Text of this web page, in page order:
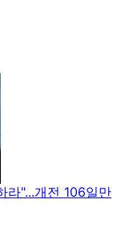
라"...개전 106일만